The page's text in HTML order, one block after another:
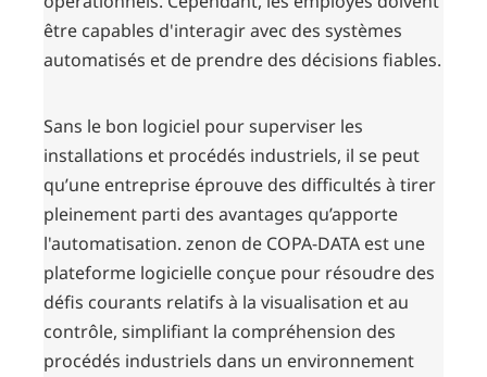
être capables d'interagir avec des systèmes
automatisés et de prendre des décisions fiables.
Sans le bon logiciel pour superviser les
installations et procédés industriels, il se peut
qu’une entreprise éprouve des difficultés à tirer
pleinement parti des avantages qu’apporte
l'automatisation. zenon de COPA-DATA est une
plateforme logicielle conçue pour résoudre des
défis courants relatifs à la visualisation et au
contrôle, simplifiant la compréhension des
procédés industriels dans un environnement